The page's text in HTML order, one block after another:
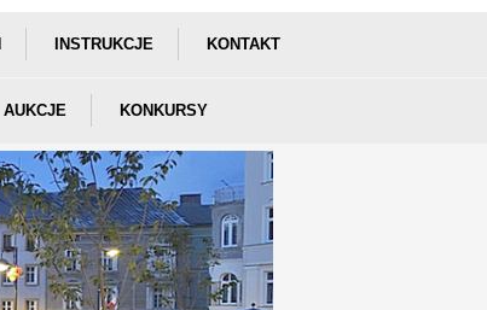
INSTRUKCJE KONTAKT
AUKCJE KONKURSY